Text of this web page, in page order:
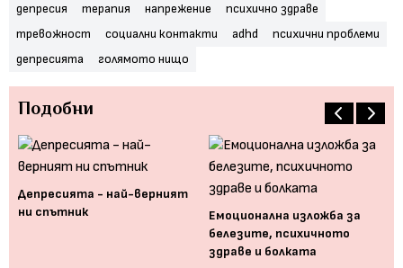
депресия терапия напрежение
психично здраве
тревожност
социални контакти adhd
психични проблеми
депресията
голямото нищо
Подобни
Депресията - най-верният
ни спътник
Емоционална изложба за
белезите, психичното
здраве и болката